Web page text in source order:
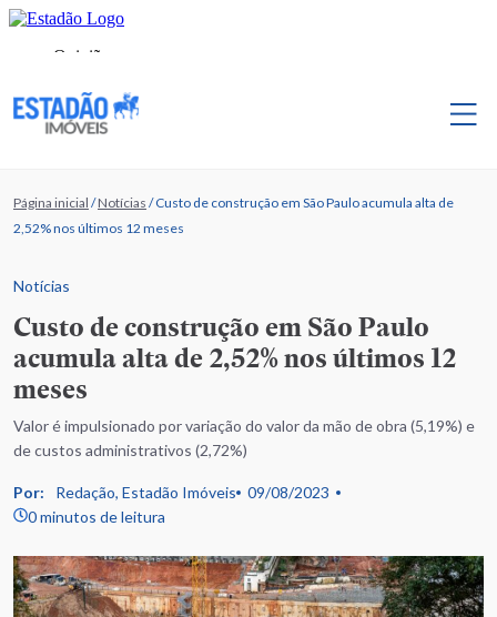
Página inicial /Notícias /Custo de construção em São Paulo acumula alta de
2,52% nos últimos 12 meses
Notícias
Custo de construção em São Paulo
acumula alta de 2,52% nos últimos 12
meses
Valor é impulsionado por variação do valor da mão de obra (5,19%) e
de custos administrativos (2,72%)
Por: Redação, Estadão Imóveis
09/08/2023
0 minutos de leitura